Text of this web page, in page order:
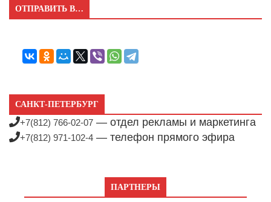
ОТПРАВИТЬ В…
САНКТ-ПЕТЕРБУРГ
+7(812) 766-02-07 — отдел рекламы и маркетинга
+7(812) 971-102-4 — телефон прямого эфира
ПАРТНЕРЫ